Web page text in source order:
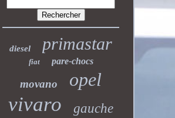
diesel primastar
fiat pare-chocs
movano opel
vivaro gauche